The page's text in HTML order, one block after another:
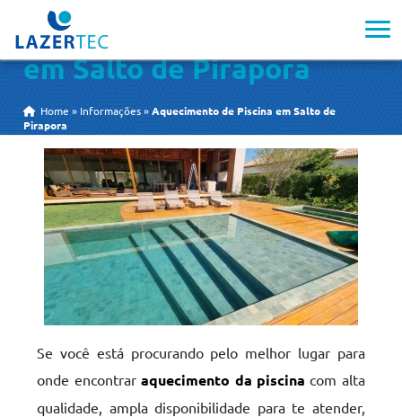
Aquecimento de Piscina
em Salto de Pirapora
Home » Informações »Aquecimento de Piscina em Salto de
Pirapora
Se você está procurando pelo melhor lugar para
onde encontraraquecimento da piscina com alta
qualidade, ampla disponibilidade para te atender,